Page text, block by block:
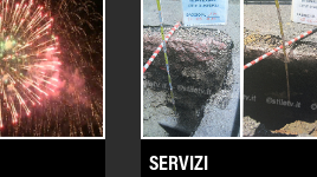
SERVIZI